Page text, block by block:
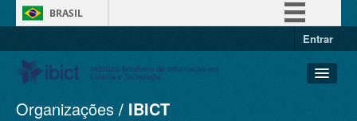
BRASIL
Entrar
Conjuntos de dados
Organizações IBICT